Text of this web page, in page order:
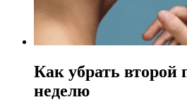
Как убрать второй
неделю